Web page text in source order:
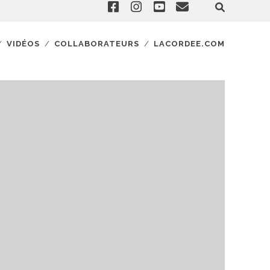
VIDÉOS COLLABORATEURS LACORDEE.COM